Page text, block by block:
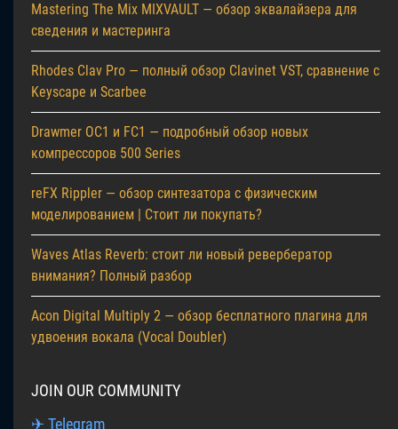
Mastering The Mix MIXVAULT — обзор эквалайзера для
сведения и мастеринга
Rhodes Clav Pro — полный обзор Clavinet VST, сравнение с
Keyscape и Scarbee
Drawmer OC1 и FC1 — подробный обзор новых
компрессоров 500 Series
reFX Rippler — обзор синтезатора с физическим
моделированием | Стоит ли покупать?
Waves Atlas Reverb: стоит ли новый ревербератор
внимания? Полный разбор
Acon Digital Multiply 2 — обзор бесплатного плагина для
удвоения вокала (Vocal Doubler)
JOIN OUR COMMUNITY
✈ Telegram